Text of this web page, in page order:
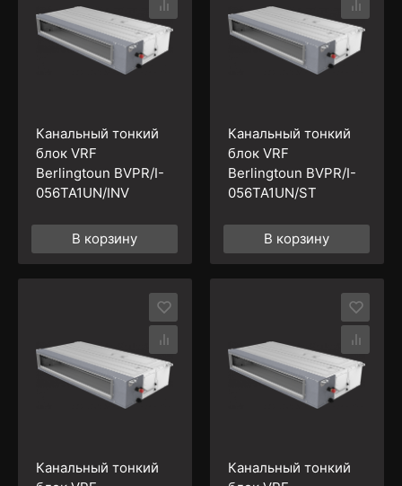
Канальный тонкий
блок VRF
Berlingtoun BVPR/I-
056TA1UN/INV
В корзину
Канальный тонкий
блок VRF
Berlingtoun BVPR/I-
056TA1UN/ST
В корзину
Канальный тонкий
Канальный тонкий